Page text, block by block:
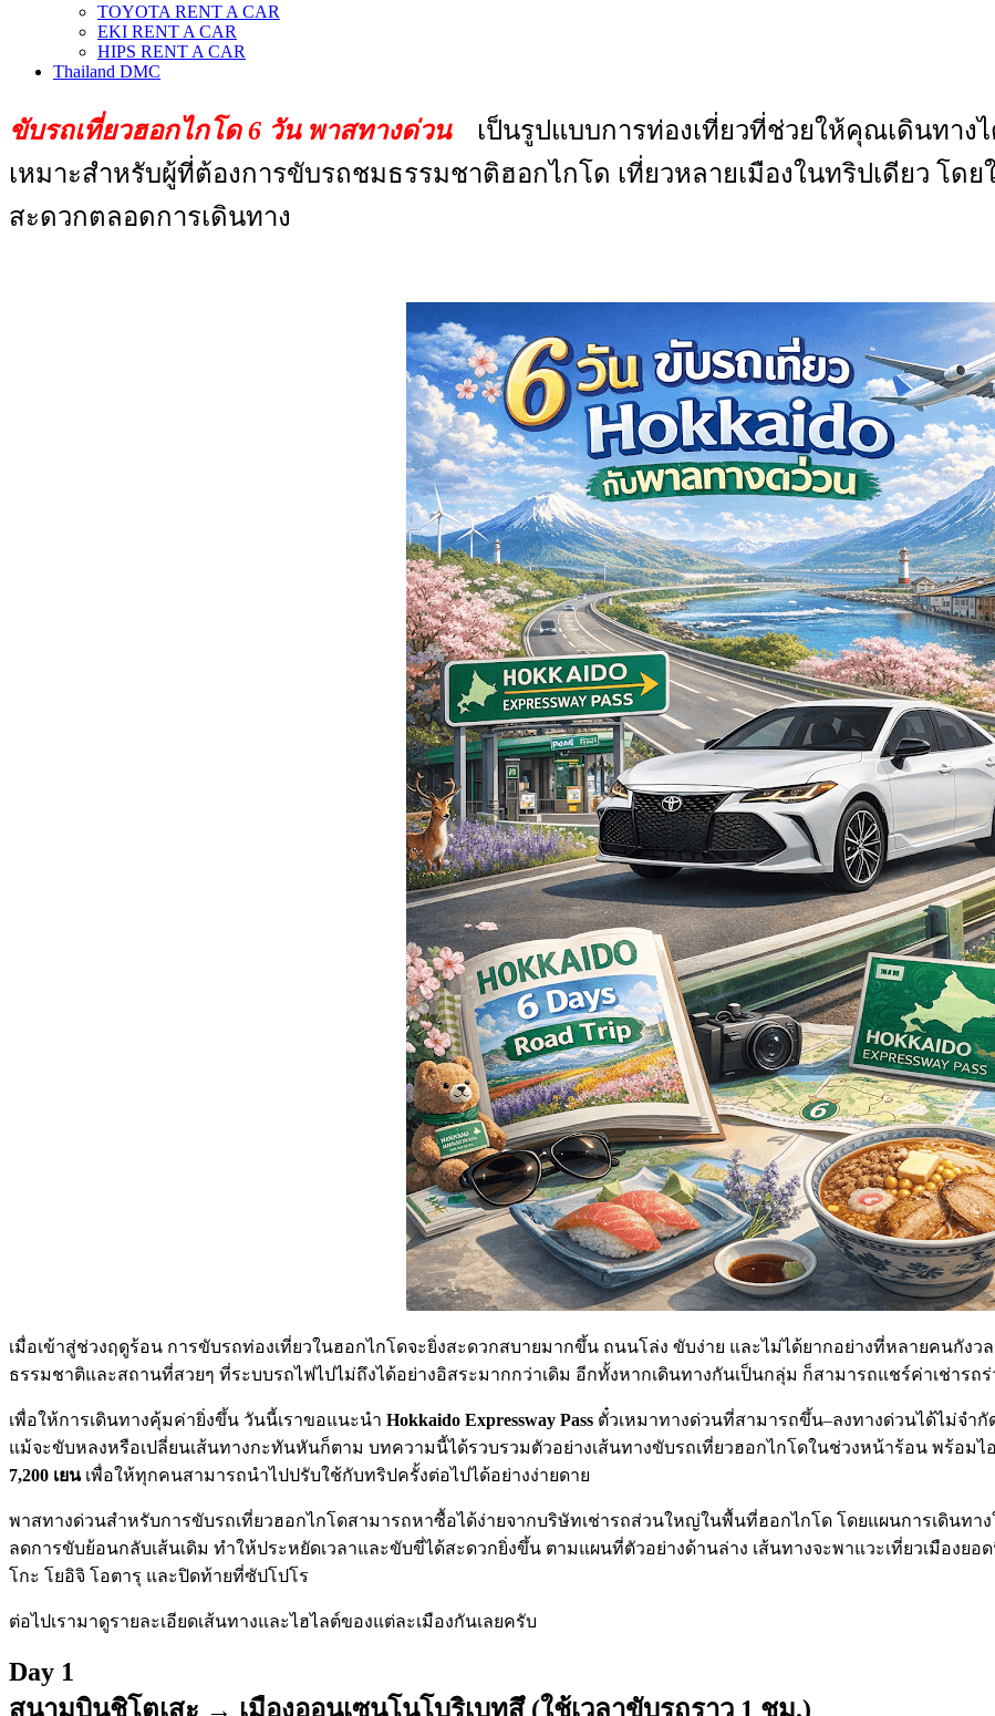
TOYOTA RENT A CAR
EKI RENT A CAR
HIPS RENT A CAR
Thailand DMC
ขับรถเที่ยวฮอกไกโด 6 วัน พาสทางด่วนเป็นรูปแบบการท่องเที่ยวที่ช่วยให้คุณเดินทางไ
เหมาะสำหรับผู้ที่ต้องการขับรถชมธรรมชาติฮอกไกโด เที่ยวหลายเมืองในทริปเดียว โด
สะดวกตลอดการเดินทาง
เมื่อเข้าสู่ช่วงฤดูร้อน การขับรถท่องเที่ยวในฮอกไกโดจะยิ่งสะดวกสบายมากขึ้น ถนนโล่ง ขับง่าย และไม่ได้ยากอย่างที่หลายคนกังว
ธรรมชาติและสถานที่สวยๆ ที่ระบบรถไฟไปไม่ถึงได้อย่างอิสระมากกว่าเดิม อีกทั้งหากเดินทางกันเป็นกลุ่ม ก็สามารถแชร์ค่าเช่ารถ
เพื่อให้การเดินทางคุ้มค่ายิ่งขึ้น วันนี้เราขอแนะนำ Hokkaido Expressway Pass ตั๋วเหมาทางด่วนที่สามารถขึ้น–ลงทางด่วนได้ไม่จำกั
แม้จะขับหลงหรือเปลี่ยนเส้นทางกะทันหันก็ตาม บทความนี้ได้รวบรวมตัวอย่างเส้นทางขับรถเที่ยวฮอกไกโดในช่วงหน้าร้อน พร้อมไ
7,200 เยนเพื่อให้ทุกคนสามารถนำไปปรับใช้กับทริปครั้งต่อไปได้อย่างง่ายดาย
พาสทางด่วนสำหรับการขับรถเที่ยวฮอกไกโดสามารถหาซื้อได้ง่ายจากบริษัทเช่ารถส่วนใหญ่ในพื้นที่ฮอกไกโด โดยแผนการเดินทาง
ลดการขับย้อนกลับเส้นเดิม ทำให้ประหยัดเวลาและขับขี่ได้สะดวกยิ่งขึ้น ตามแผนที่ตัวอย่างด้านล่าง เส้นทางจะพาแวะเที่ยวเมืองยอ
โกะ โยอิจิ โอตารุ และปิดท้ายที่ซัปโปโร
ต่อไปเรามาดูรายละเอียดเส้นทางและไฮไลต์ของแต่ละเมืองกันเลยครับ
Day 1
สนามบินชิโตเสะ → เมืองออนเซนโนโบริเบทสึ (ใช้เวลาขับรถราว 1 ชม.)